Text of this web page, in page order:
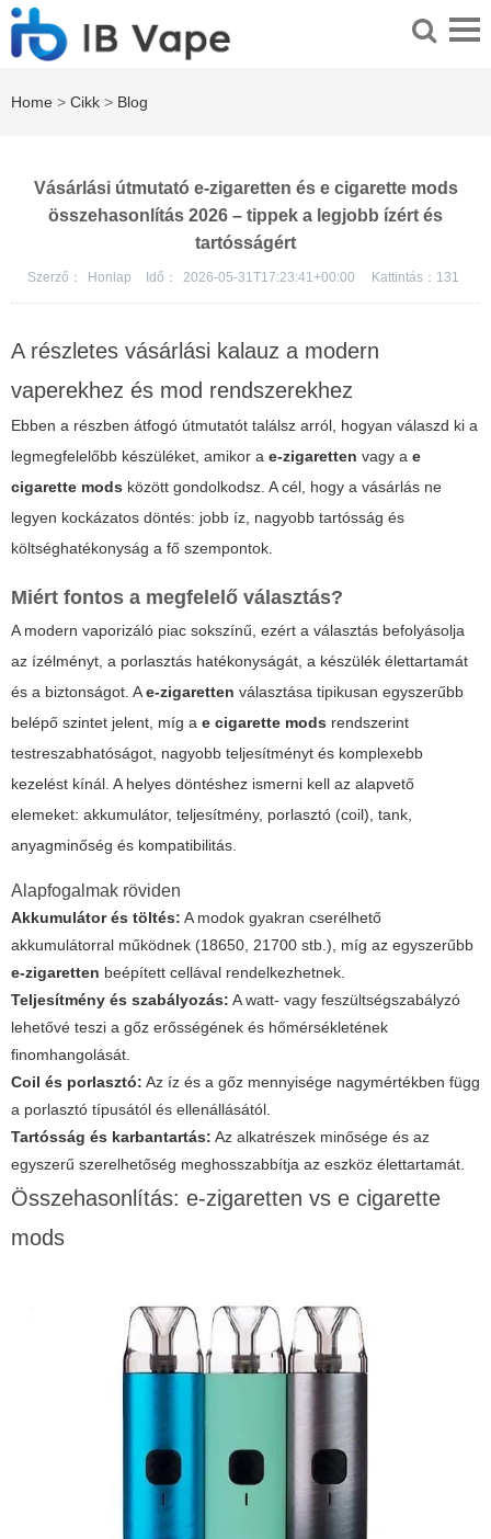
Home > Cikk > Blog
Vásárlási útmutató e-zigaretten és e cigarette mods
összehasonlítás 2026 – tippek a legjobb ízért és
tartósságért
Szerző： Honlap Idő： 2026-05-31T17:23:41+00:00 Kattintás： 131
A részletes vásárlási kalauz a modern
vaperekhez és mod rendszerekhez
Ebben a részben átfogó útmutatót találsz arról, hogyan válaszd ki a
legmegfelelőbb készüléket, amikor a e-zigaretten vagy a e
cigarette mods között gondolkodsz. A cél, hogy a vásárlás ne
legyen kockázatos döntés: jobb íz, nagyobb tartósság és
költséghatékonyság a fő szempontok.
Miért fontos a megfelelő választás?
A modern vaporizáló piac sokszínű, ezért a választás befolyásolja
az ízélményt, a porlasztás hatékonyságát, a készülék élettartamát
és a biztonságot. Ae-zigaretten választása tipikusan egyszerűbb
belépő szintet jelent, míg a e cigarette mods rendszerint
testreszabhatóságot, nagyobb teljesítményt és komplexebb
kezelést kínál. A helyes döntéshez ismerni kell az alapvető
elemeket: akkumulátor, teljesítmény, porlasztó (coil), tank,
anyagminőség és kompatibilitás.
Alapfogalmak röviden
Akkumulátor és töltés: A modok gyakran cserélhető
akkumulátorral működnek (18650, 21700 stb.), míg az egyszerűbb
e-zigaretten beépített cellával rendelkezhetnek.
Teljesítmény és szabályozás: A watt- vagy feszültségszabályzó
lehetővé teszi a gőz erősségének és hőmérsékletének
finomhangolását.
Coil és porlasztó: Az íz és a gőz mennyisége nagymértékben függ
a porlasztó típusától és ellenállásától.
Tartósság és karbantartás: Az alkatrészek minősége és az
egyszerű szerelhetőség meghosszabbítja az eszköz élettartamát.
Összehasonlítás: e-zigaretten vs e cigarette
mods